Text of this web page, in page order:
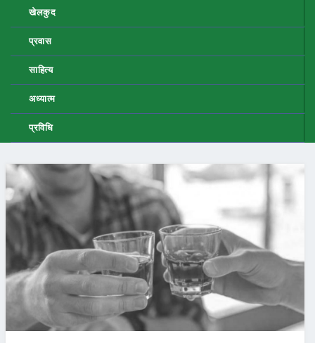
खेलकुद
प्रवास
साहित्य
अध्यात्म
प्रविधि